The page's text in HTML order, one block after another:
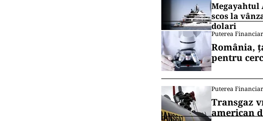
Megayahtul
scos la
dolari
Puterea
România,
pentru
Puterea
Transgaz
american